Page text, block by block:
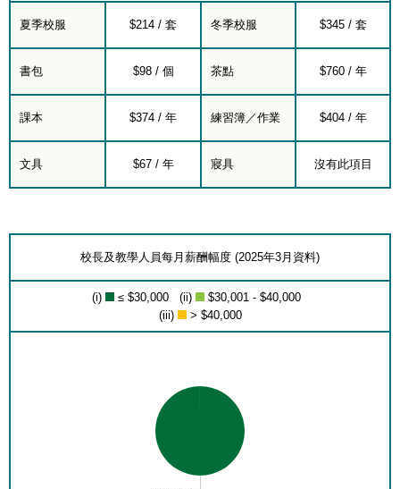
夏季校服 $214 / 套 冬季校服 $345 / 套
書包 $98 / 個 茶點 $760 / 年
課本 $374 / 年 練習簿／作業 $404 / 年
文具 $67 / 年 寢具 沒有此項目
校長及教學人員每月薪酬幅度 (2025年3月資料)
(i) ≤ $30,000 (ii)
$30,001 - $40,000
(iii)
> $40,000